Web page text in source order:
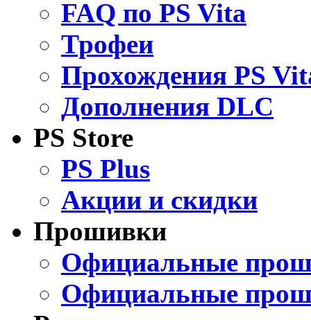
FAQ по PS Vita
Трофеи
Прохождения PS
Дополнения DLC
PS Store
PS Plus
Акции и скидки
Прошивки
Официальные
Официальные